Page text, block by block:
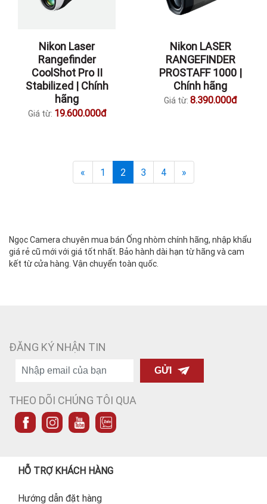
Nikon Laser
Rangefinder
CoolShot Pro II
Stabilized | Chính
hãng
Giá từ: 19.600.000đ
Nikon LASER
RANGEFINDER
PROSTAFF 1000 |
Chính hãng
Giá từ: 8.390.000đ
« 1 2 3 4 »
Ngọc Camera chuyên mua bán Ống nhòm chính hãng, nhập khẩu
giá rẻ cũ mới với giá tốt nhất. Bảo hành dài hạn từ hãng và cam
kết từ cửa hàng. Vận chuyển toàn quốc.
ĐĂNG KÝ NHẬN TIN
GỬI
THEO DÕI CHÚNG TÔI QUA
HỖ TRỢ KHÁCH HÀNG
Hướng dẫn đặt hàng